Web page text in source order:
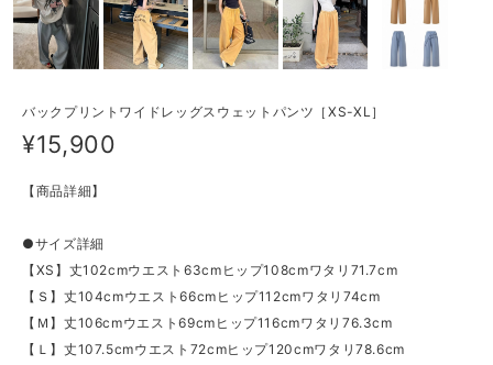
​バックプリントワイドレッグスウェットパンツ［XS-XL］
¥15,900
【商品詳細】
●サイズ詳細
【XS】丈102cmウエスト63cmヒップ108cmワタリ71.7cm
【Ｓ】丈104cmウエスト66cmヒップ112cmワタリ74cm
【Ｍ】丈106cmウエスト69cmヒップ116cmワタリ76.3cm
【Ｌ】丈107.5cmウエスト72cmヒップ120cmワタリ78.6cm